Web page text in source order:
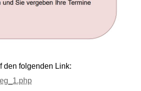
den folgenden Link: